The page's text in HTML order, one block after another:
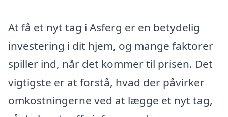
At få et nyt tag i Asferg er en betydelig
investering i dit hjem, og mange faktorer
spiller ind, når det kommer til prisen. Det
vigtigste er at forstå, hvad der påvirker
omkostningerne ved at lægge et nyt tag,